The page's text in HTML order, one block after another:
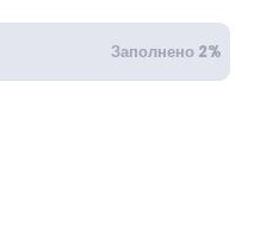
Заполнено 2%